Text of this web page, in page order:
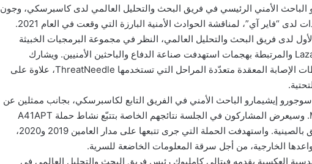
الباحث الأمني الرئيسي في فريق البحث والتحليل العالمي لدى كاسبرسكي، وجون
“فاير آي”، لمناقشة الحوادث الأمنية البارزة التي وقعت في العام 2021.
لدى فريق البحث والتحليل العالمي، النظر في مجموعة البرمجيات الخبيثة
ThreatNeedle التي طورتها مجموعة Lazarus والمرتبطة بهجمات استهدفت صناعة الدفاع والباحثين الأمنيين. ويشارك
سيونغسو خلال النقاش، أفكاره حول مخططات الإصابة المعقدة متعدّدة المراحل التي تستخدمها ThreatNeedle، علاوة على
إيشيمارو الباحث الأمني في الفريق التابع لكاسبرسكي، بجانب ممثلين عن
ITOCHU وTeamT5 وMacnica Networks. وسيعرض المشاركون في الجلسة نتائجهم الخاصة بتتبّع نشاط حملة A41APT
المرتبطة بمجموعة APT10 التخريبية الناطق بالصينية. واستهدفت الحملة التي جرى تتبعها على مدار العامين 2019 و2020،
الخارجية، من أجل سرقة المعلومات الخاضعة للسرية.
العكسية يقدمه فيتالي كامليوك رئيس فريق البحث والتحليل العالمي في